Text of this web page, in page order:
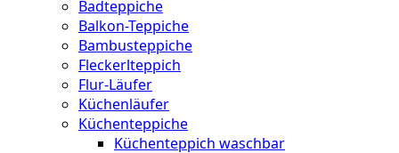
Badteppiche
Balkon-Teppiche
Bambusteppiche
Fleckerlteppich
Flur-Läufer
Küchenläufer
Küchenteppiche
Küchenteppich waschbar